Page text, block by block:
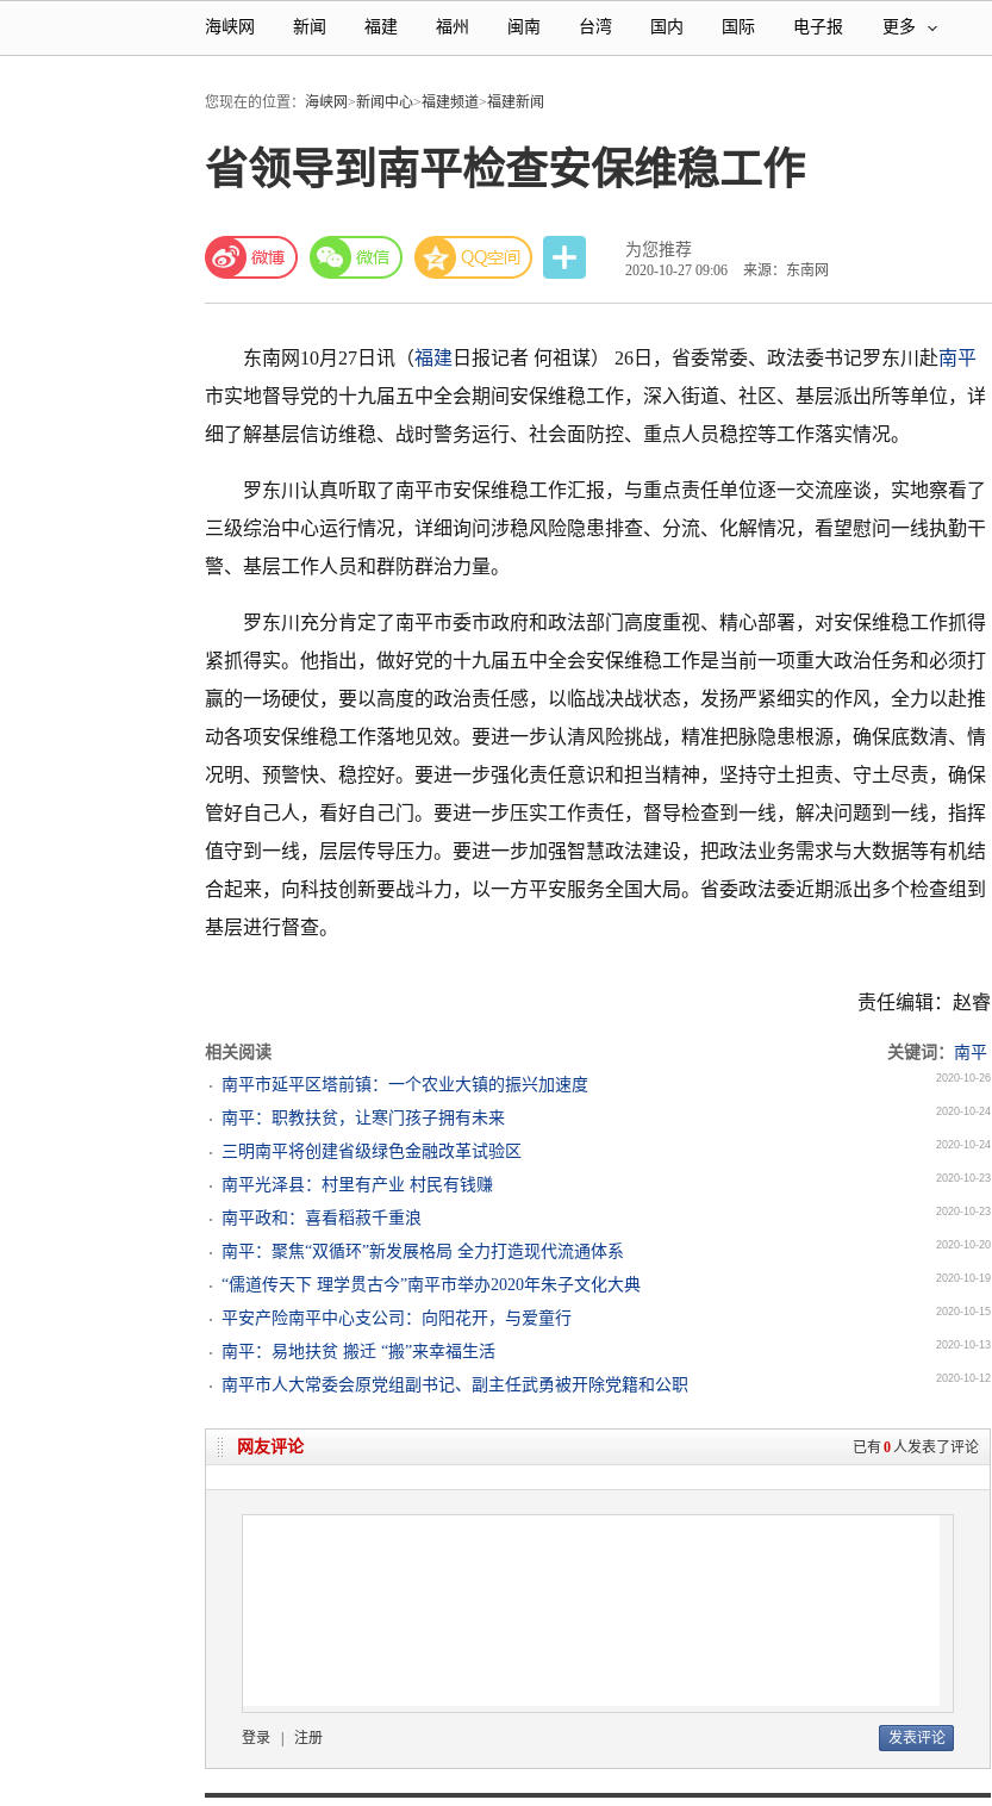
海峡网 新闻 福建 福州 闽南 台湾 国内 国际 电子报 更多
您现在的位置： 海峡网>新闻中心>福建频道>福建新闻
省领导到南平检查安保维稳工作
为您推荐
2020-10-27 09:06 来源：东南网
东南网10月27日讯（福建 日报记者 何祖谋） 26日，省委常委、政法委书记罗东川赴南平
市实地督导党的十九届五中全会期间安保维稳工作，深入街道、社区、基层派出所等单位，详
细了解基层信访维稳、战时警务运行、社会面防控、重点人员稳控等工作落实情况。
罗东川认真听取了南平市安保维稳工作汇报，与重点责任单位逐一交流座谈，实地察看了
三级综治中心运行情况，详细询问涉稳风险隐患排查、分流、化解情况，看望慰问一线执勤干
警、基层工作人员和群防群治力量。
罗东川充分肯定了南平市委市政府和政法部门高度重视、精心部署，对安保维稳工作抓得
紧抓得实。他指出，做好党的十九届五中全会安保维稳工作是当前一项重大政治任务和必须打
赢的一场硬仗，要以高度的政治责任感，以临战决战状态，发扬严紧细实的作风，全力以赴推
动各项安保维稳工作落地见效。要进一步认清风险挑战，精准把脉隐患根源，确保底数清、情
况明、预警快、稳控好。要进一步强化责任意识和担当精神，坚持守土担责、守土尽责，确保
管好自己人，看好自己门。要进一步压实工作责任，督导检查到一线，解决问题到一线，指挥
值守到一线，层层传导压力。要进一步加强智慧政法建设，把政法业务需求与大数据等有机结
合起来，向科技创新要战斗力，以一方平安服务全国大局。省委政法委近期派出多个检查组到
基层进行督查。
责任编辑：赵睿
相关阅读 关键词： 南平
南平市延平区塔前镇：一个农业大镇的振兴加速度
2020-10-26
南平：职教扶贫，让寒门孩子拥有未来 2020-10-24
三明南平将创建省级绿色金融改革试验区 2020-10-24
南平光泽县：村里有产业 村民有钱赚 2020-10-23
南平政和：喜看稻菽千重浪 2020-10-23
南平：聚焦“双循环”新发展格局 全力打造现代流通体系 2020-10-20
“儒道传天下 理学贯古今”南平市举办2020年朱子文化大典 2020-10-19
平安产险南平中心支公司：向阳花开，与爱童行 2020-10-15
南平：易地扶贫 搬迁 “搬”来幸福生活 2020-10-13
南平市人大常委会原党组副书记、副主任武勇被开除党籍和公职 2020-10-12
已有0人发表了评论
网友评论
登录 注册